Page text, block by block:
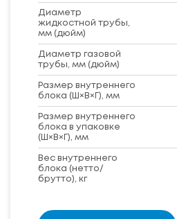
Диаметр
жидкостной трубы,
мм (дюйм)
Диаметр газовой
трубы, мм (дюйм)
Размер внутреннего
блока (Ш×В×Г), мм
Размер внутреннего
блока в упаковке
(Ш×В×Г), мм
Вес внутреннего
блока (нетто/
брутто), кг